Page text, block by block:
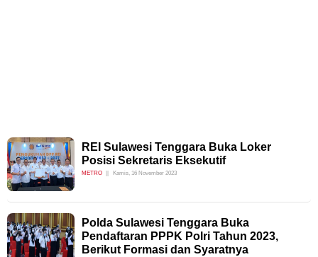
REI Sulawesi Tenggara Buka Loker
Posisi Sekretaris Eksekutif
METRO Kamis, 16 November 2023
Polda Sulawesi Tenggara Buka
Pendaftaran PPPK Polri Tahun 2023,
Berikut Formasi dan Syaratnya